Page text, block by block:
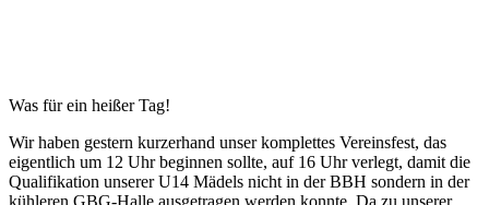
Was für ein heißer Tag!
Wir haben gestern kurzerhand unser komplettes Vereinsfest, das
eigentlich um 12 Uhr beginnen sollte, auf 16 Uhr verlegt, damit die
Qualifikation unserer U14 Mädels nicht in der BBH sondern in der
kühleren GBG-Halle ausgetragen werden konnte. Da zu unserer